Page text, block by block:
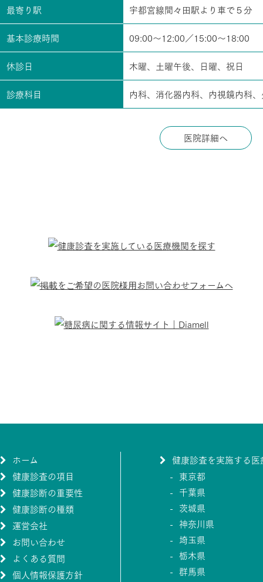
最寄り駅
宇都宮線間々田駅より車で５分
基本診療時間
09:00～12:00／15:00～18:00
休診日
木曜、土曜午後、日曜、祝日
診療科目
内科、消化器内科、内視鏡内科
医院詳細へ
ホーム
健康診査の項目
健康診断の重要性
健康診断の種類
運営会社
お問い合わせ
よくある質問
個人情報保護方針
健康診査を実施する医
東京都
千葉県
茨城県
神奈川県
埼玉県
栃木県
群馬県